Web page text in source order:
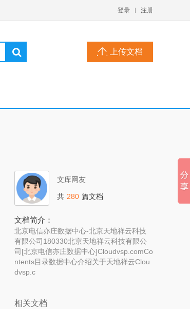
登录 注册
上传文档
文库网友
共 280 篇文档
文档简介：
北京电信亦庄数据中心-北京天地祥云科技
有限公司180330 北京天地祥云科技有限公
司[北京电信亦庄数据中心] Cloudvsp.comCo
ntents目录数据中心介绍关于天地祥云 Clou
dvsp.c
相关文档